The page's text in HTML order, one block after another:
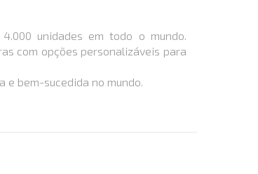
unidades em todo o mundo.
com opções personalizáveis ​​para
e bem-sucedida no mundo.